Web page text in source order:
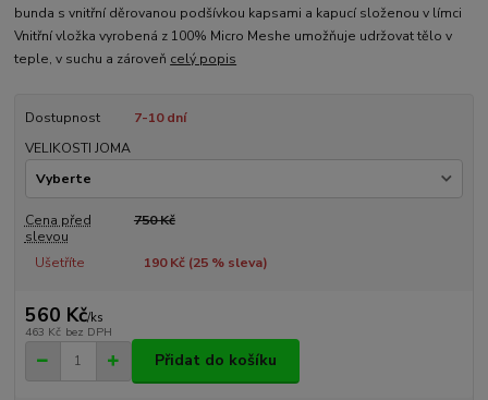
bunda s vnitřní děrovanou podšívkou kapsami a kapucí složenou v límci
Vnitřní vložka vyrobená z 100% Micro Meshe umožňuje udržovat tělo v
teple, v suchu a zároveň celý popis
Dostupnost
7-10 dní
VELIKOSTI JOMA
Cena před
slevou
750 Kč
Ušetříte 190 Kč (25% sleva)
560 Kč/ks
463 Kč bez DPH
Přidat do košíku